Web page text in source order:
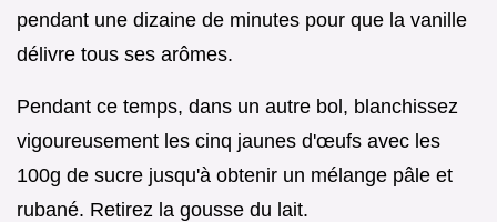
pendant une dizaine de minutes pour que la vanille
délivre tous ses arômes.
Pendant ce temps, dans un autre bol, blanchissez
vigoureusement les cinq jaunes d'œufs avec les
100g de sucre jusqu'à obtenir un mélange pâle et
rubané. Retirez la gousse du lait.